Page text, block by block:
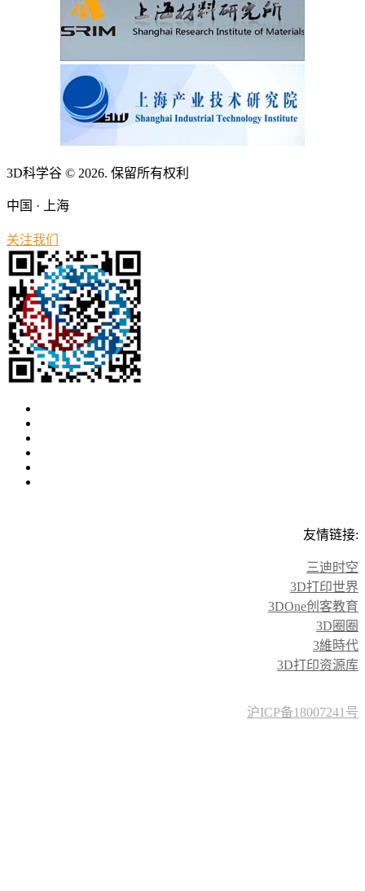
3D科学谷 © 2026. 保留所有权利
中国 · 上海
关注我们
友情链接:
三迪时空
3D打印世界
3DOne创客教育
3D圈圈
3維時代
3D打印资源库
沪ICP备18007241号